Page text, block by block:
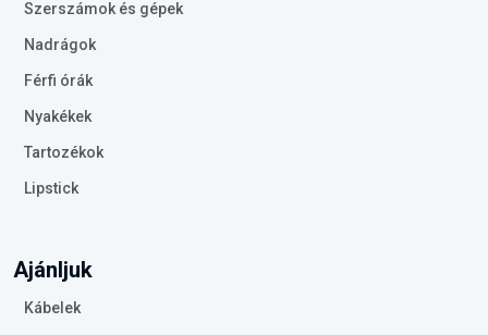
Szerszámok és gépek
Nadrágok
Férfi órák
Nyakékek
Tartozékok
Lipstick
Ajánljuk
Kábelek